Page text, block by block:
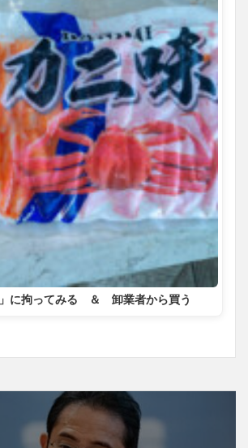
」に拘ってみる ＆ 卸業者から買う